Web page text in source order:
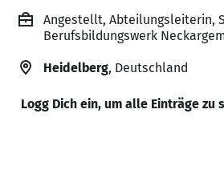
Angestellt, Abteilungsleiterin,
Berufsbildungswerk
Heidelberg, Deutschland
Logg Dich ein, um alle Einträge zu